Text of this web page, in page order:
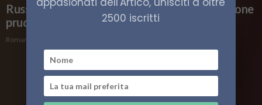
Russia e Corea del Sud nell’Artico, un’interazione
prudente
Roman Zhilin
2500 iscritti